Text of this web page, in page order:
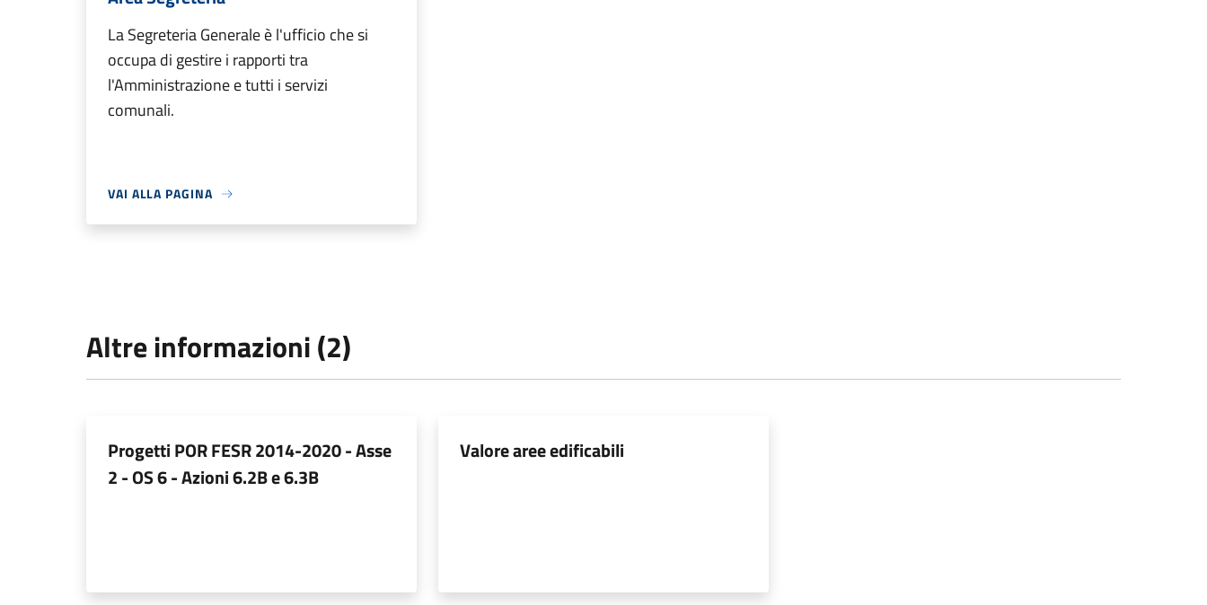
La Segreteria Generale è l'ufficio che si
occupa di gestire i rapporti tra
l'Amministrazione e tutti i servizi
comunali.
VAI ALLA PAGINA
Altre informazioni (2)
Progetti POR FESR 2014-2020 - Asse
2 - OS 6 - Azioni 6.2B e 6.3B
Valore aree edificabili